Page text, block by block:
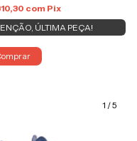
com Pix
ÚLTIMA PEÇA!
1 /5